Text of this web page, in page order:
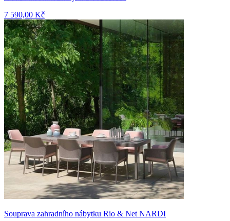
7 590,00 Kč
Souprava zahradního nábytku Rio & Net NARDI